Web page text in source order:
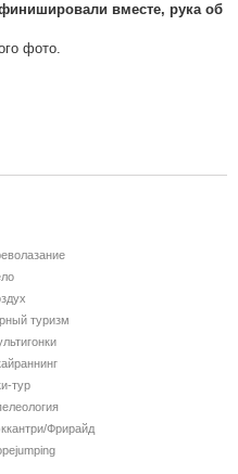
вместе, рука об
фото.
туризм
тур
Фрирайд